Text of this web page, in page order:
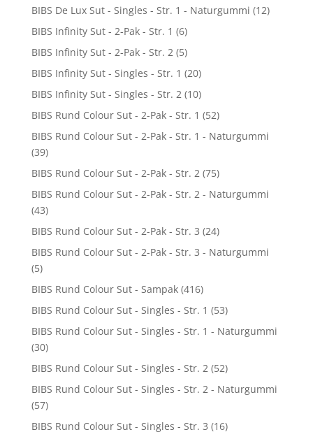
BIBS De Lux Sut - Singles - Str. 1 - Naturgummi (12)
BIBS Infinity Sut - 2-Pak - Str. 1 (6)
BIBS Infinity Sut - 2-Pak - Str. 2 (5)
BIBS Infinity Sut - Singles - Str. 1 (20)
BIBS Infinity Sut - Singles - Str. 2 (10)
BIBS Rund Colour Sut - 2-Pak - Str. 1 (52)
BIBS Rund Colour Sut - 2-Pak - Str. 1 - Naturgummi
(39)
BIBS Rund Colour Sut - 2-Pak - Str. 2 (75)
BIBS Rund Colour Sut - 2-Pak - Str. 2 - Naturgummi
(43)
BIBS Rund Colour Sut - 2-Pak - Str. 3 (24)
BIBS Rund Colour Sut - 2-Pak - Str. 3 - Naturgummi
(5)
BIBS Rund Colour Sut - Sampak (416)
BIBS Rund Colour Sut - Singles - Str. 1 (53)
BIBS Rund Colour Sut - Singles - Str. 1 - Naturgummi
(30)
BIBS Rund Colour Sut - Singles - Str. 2 (52)
BIBS Rund Colour Sut - Singles - Str. 2 - Naturgummi
(57)
BIBS Rund Colour Sut - Singles - Str. 3 (16)